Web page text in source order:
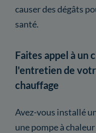
causer des dégâts
santé.
Faites appel à un
l'entretien de
chauffage
Avez-vous installé
une pompe à